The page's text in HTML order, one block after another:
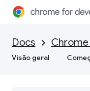
Docs
Visão geral